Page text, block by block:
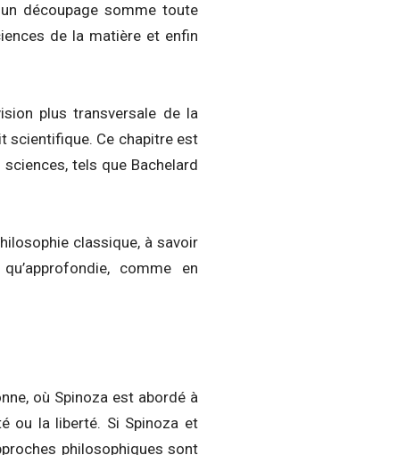
découpage somme toute
de la matière et enfin
plus transversale de la
scientifique. Ce chapitre est
tels que Bachelard
classique, à savoir
comme en
où Spinoza est abordé à
ou la liberté. Si Spinoza et
philosophiques sont